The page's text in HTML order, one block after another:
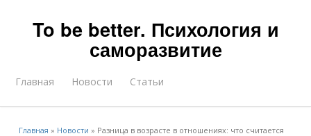
To be better. Психология и
саморазвитие
Главная Новости Статьи
Главная » Новости » Разница в возрасте в отношениях: что считается